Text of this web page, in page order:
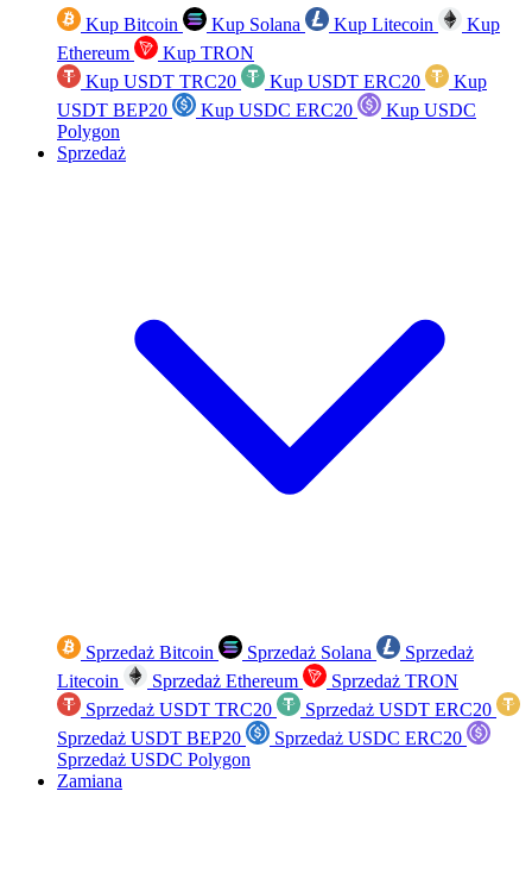
Kup Bitcoin Kup Solana Kup Litecoin
Kup
Ethereum
Kup TRON
Kup USDT TRC20
Kup USDT ERC20
Kup
USDT BEP20
Kup USDC ERC20
Kup USDC
Polygon
Sprzedaż
Sprzedaż Bitcoin Sprzedaż Solana
Sprzedaż
Litecoin
Sprzedaż Ethereum
Sprzedaż TRON
Sprzedaż USDT TRC20
Sprzedaż USDT ERC20
Sprzedaż USDT BEP20
Sprzedaż USDC ERC20
Sprzedaż USDC Polygon
Zamiana